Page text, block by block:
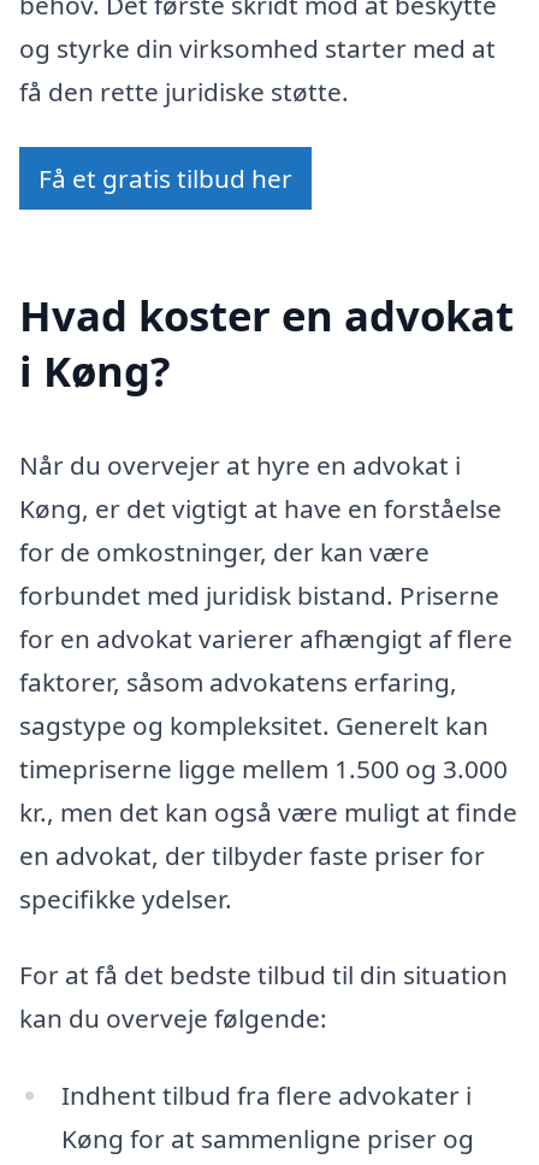
og styrke din virksomhed starter med at
få den rette juridiske støtte.
Få et gratis tilbud her
Hvad koster en advokat
i Køng?
Når du overvejer at hyre en advokat i
Køng, er det vigtigt at have en forståelse
for de omkostninger, der kan være
forbundet med juridisk bistand. Priserne
for en advokat varierer afhængigt af flere
faktorer, såsom advokatens erfaring,
sagstype og kompleksitet. Generelt kan
timepriserne ligge mellem 1.500 og 3.000
kr., men det kan også være muligt at finde
en advokat, der tilbyder faste priser for
specifikke ydelser.
For at få det bedste tilbud til din situation
kan du overveje følgende:
Indhent tilbud fra flere advokater i
Køng for at sammenligne priser og